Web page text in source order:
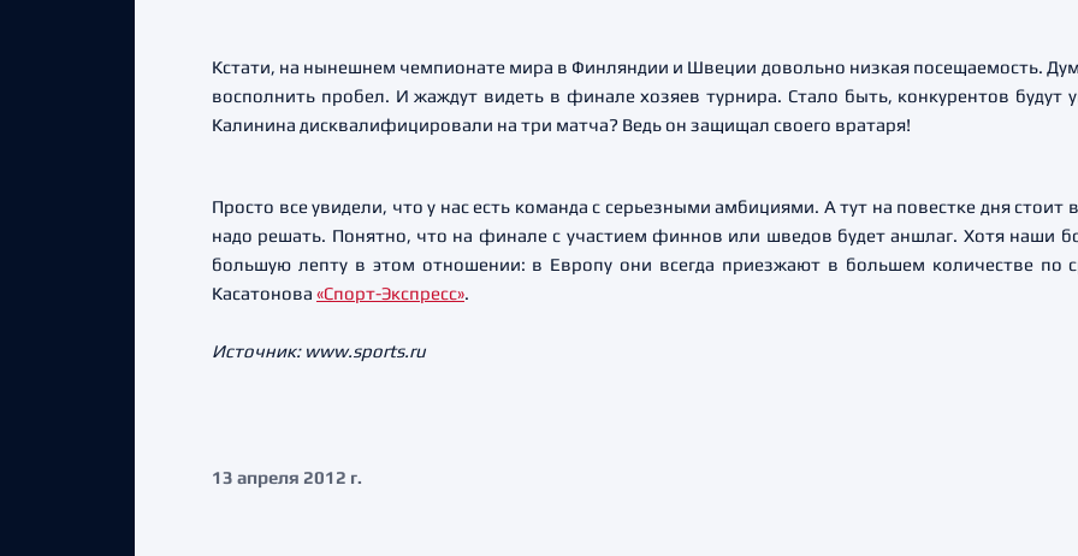
Кстати, на нынешнем чемпионате мира в Финляндии и Швеции довольно низкая посещаемость.
восполнить пробел. И жаждут видеть в финале хозяев турнира. Стало быть, конкурентов будут
Калинина дисквалифицировали на три матча? Ведь он защищал своего вратаря!
Просто все увидели, что у нас есть команда с серьезными амбициями. А тут на повестке дня
надо решать. Понятно, что на финале с участием финнов или шведов будет аншлаг. Хотя наши
большую лепту в этом отношении: в Европу они всегда приезжают в большем количестве по
Касатонова «Спорт-Экспресс».
Источник: www.sports.ru
13 апреля 2012 г.